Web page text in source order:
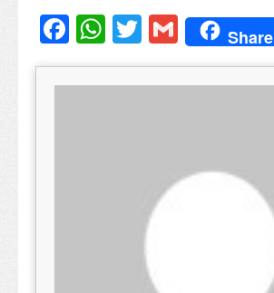
Facebook
WhatsApp
TwitterGmail
Share